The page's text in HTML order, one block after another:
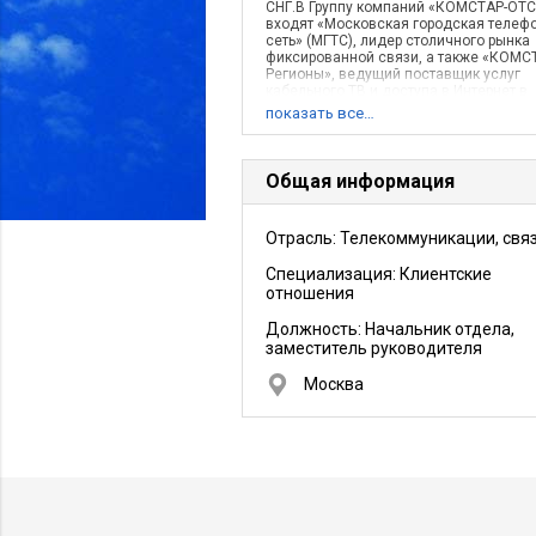
СНГ.В Группу компаний «КОМСТАР-
входят «Московская городская
сеть» (МГТС), лидер столичного рынка
фиксированной связи, а также
Регионы», ведущий поставщик услуг
регионах России. «КОМСТАР-ОТС»
телевидения (IP-TV) Москвы.
показать все…
Общая информация
Отрасль: Телекоммуникации,
Специализация: Клиентские
отношения
Должность: Начальник отдела,
заместитель руководителя
Москва